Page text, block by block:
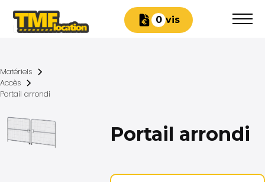
Devis
0
Matériels
Accès
Portail arrondi
Portail arrondi